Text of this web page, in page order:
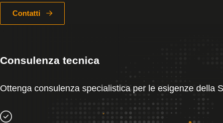
Contatti
Consulenza tecnica
Ottenga consulenza specialistica per le esigenze della